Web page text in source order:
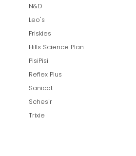
N&D
Leo's
Friskies
Hills Science Plan
PisiPisi
Reflex Plus
Sanicat
Schesir
Trixie